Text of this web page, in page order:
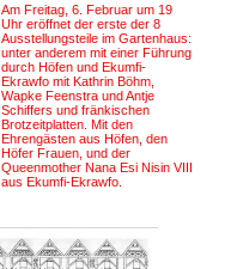
Am Freitag, 6. Februar um 19
Uhr eröffnet der erste der 8
Ausstellungsteile im Gartenhaus:
unter anderem mit einer Führung
durch Höfen und Ekumfi-
Ekrawfo mit Kathrin Böhm,
Wapke Feenstra und Antje
Schiffers und fränkischen
Brotzeitplatten. Mit den
Ehrengästen aus Höfen, den
Höfer Frauen, und der
Queenmother Nana Esi Nisin VIII
aus Ekumfi-Ekrawfo.